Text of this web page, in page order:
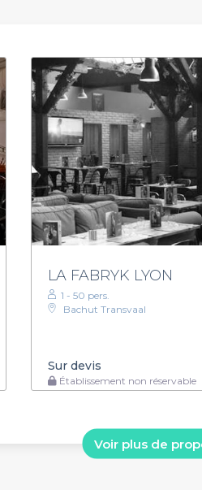
LA FABRYK LYON
1 - 50 pers.
Bachut Transvaal
Sur devis
Établissement non réservable
Voir plus de